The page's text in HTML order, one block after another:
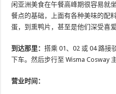
闲亚洲美食在午餐高峰期很容易就
餐点的基础，上面有各种美味的配
蛋，到熏鸭片，甚至是他们深受喜
到达那里：搭乘 01、02 或 04 路接
下车。然后步行至 Wisma Cosway
营业时间：